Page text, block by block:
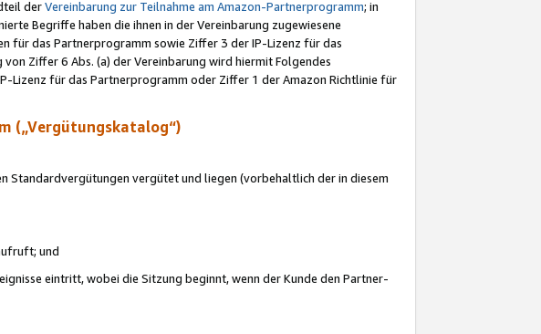
derVereinbarung zur Teilnahme am Amazon-Partnerprogramm; in
Begriffe haben die ihnen in der Vereinbarung zugewiesene
für das Partnerprogramm sowie Ziffer 3 der IP-Lizenz für das
Ziffer 6 Abs. (a) der Vereinbarung wird hiermit Folgendes
Lizenz für das Partnerprogramm oder Ziffer 1 der Amazon Richtlinie für
(„Vergütungskatalog“)
Standardvergütungen vergütet und liegen (vorbehaltlich der in diesem
und
eintritt, wobei die Sitzung beginnt, wenn der Kunde den Partner-